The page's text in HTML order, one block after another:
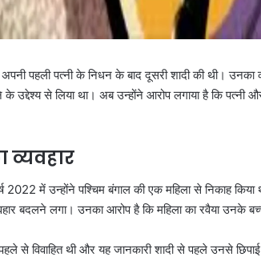
पहली पत्नी के निधन के बाद दूसरी शादी की थी।
उद्देश्य से लिया था। अब उन्होंने आरोप लगाया है कि पत्नी
व्यवहार
2022 में उन्होंने पश्चिम बंगाल की एक महिला से निकाह
बदलने लगा। उनका आरोप है कि महिला का रवैया उनके
से विवाहित थी और यह जानकारी शादी से पहले उनसे